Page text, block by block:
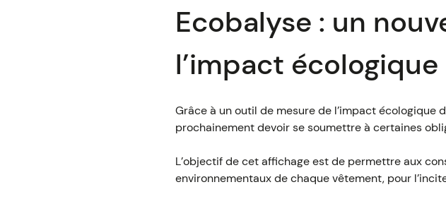
Ecobalyse : un
l’impact
Grâce à un outil de mesure de l’impact écologique
prochainement devoir se soumettre à certaines
L’objectif de cet affichage est de permettre aux
environnementaux de chaque vêtement, pour